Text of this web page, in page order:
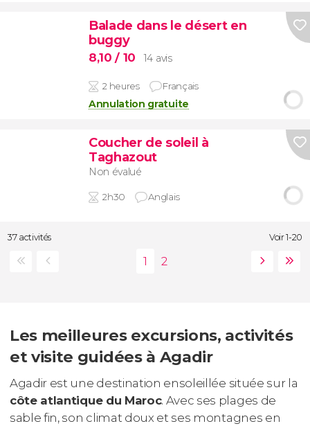
Balade dans le désert en
buggy
8,10/ 10 14 avis
2 heures Français
Annulation gratuite
Coucher de soleil à
Taghazout
Non évalué
2h30 Anglais
37 activités Voir 1-20
Les meilleures excursions, activités
et visite guidées à Agadir
Agadir est une destination ensoleillée située sur la
côte atlantique du Maroc. Avec ses plages de
sable fin, son climat doux et ses montagnes en